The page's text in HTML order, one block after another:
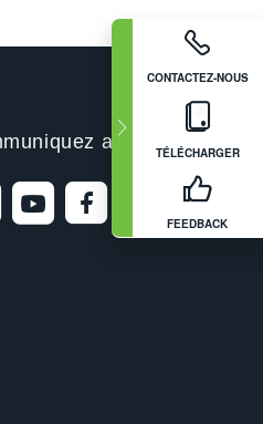
CONTACTEZ-NOUS
TÉLÉCHARGER
FEEDBACK
avec nous